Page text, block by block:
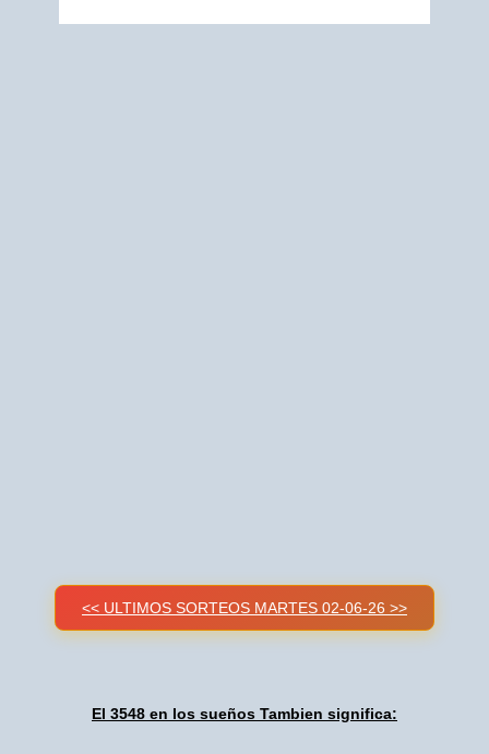
<< ULTIMOS SORTEOS MARTES 02-06-26 >>
El 3548 en los sueños Tambien significa: